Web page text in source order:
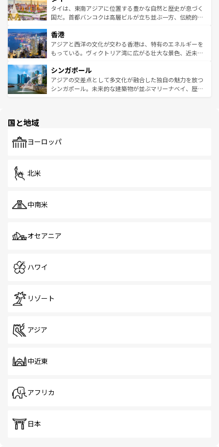
わってみてほしい。 なお、新着の韓国情報はコンテンツ一
覧を参照してほしい。
ーチミン市のフランス統治時代の建物も、独特の雰囲気を
醸し出している。また、バラエティの豊かさとおいしさで
とつ。フォーやバインミー、ベトナムコーヒーなどは、ぜ
ひ現地で味わいたい。どの地域を訪れてもあたたかい人々
が旅行者を迎えてくれるので、きっと忘れられない旅にな
参照してほしい。
タイは、東南アジアに位置する豊かな自然と歴史が息づく
国だ。首都バンコクは高層ビルが立ち並ぶ一方、伝統的な
の活気が交差している。北部ではチェンマイなどの山岳地
帯で自然と触れ合い、南部ではプーケットやクラビの美し
いビーチでリゾート気分を楽しむことができる。タイ料理
激する。気候は一年中温暖で、どの季節にも異なる楽しみ
が待っている。親しみやすいタイの人々、仏教を中心とし
た文化、そして多様な観光資源が、訪れる旅人を魅了し続
香港
アジアと西洋の文化が交わる香港は、特有のエネルギーを
もっている。ヴィクトリア湾に広がる壮大な景色、近未来
み、どこを訪れても感動するはず。観光スポットが密集し
ており、効率よく見どころを回れるのも魅力。息をのむよ
うな絶景から文化的な体験まで、香港を存分に楽しみ尽く
シンガポール
アジアの交差点として多文化が融合した独自の魅力を放つ
シンガポール。未来的な建築物が並ぶマリーナベイ、歴史
で、ホーカーズは地元の風情を楽しめる外せないスポット
国と地域
ヨーロッパ
北米
中南米
オセアニア
ハワイ
リゾート
アジア
中近東
アフリカ
日本